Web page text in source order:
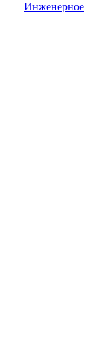
Инженерное